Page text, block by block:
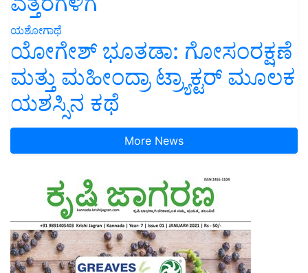
ಯಶೋಗಾಥೆ
ಯೋಗೇಶ್ ಭೂತಡಾ: ಗೋಸಂರಕ್ಷಣೆ
ಮತ್ತು ಮಹೀಂದ್ರಾ ಟ್ರ್ಯಾಕ್ಟರ್ ಮೂಲಕ
ಯಶಸ್ಸಿನ ಕಥೆ
More News